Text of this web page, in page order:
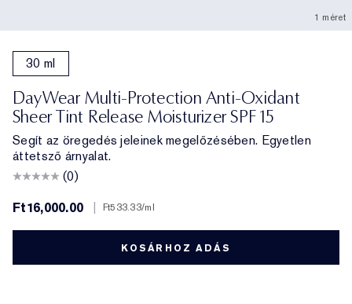
1 méret
30 ml
DayWear Multi-Protection Anti-Oxidant
Sheer Tint Release Moisturizer SPF 15
Segít az öregedés jeleinek megelőzésében. Egyetlen
áttetsző árnyalat.
(0)
Ft16,000.00
Ft533.33/ml
KOSÁRHOZ ADÁS